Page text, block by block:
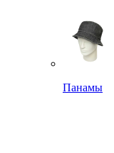
Панамы